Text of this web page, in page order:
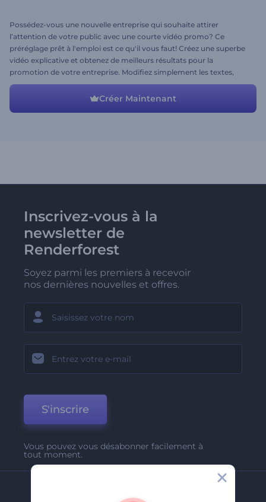
Possédez-vous une nouvelle entreprise qui souhaite attirer
l’attention de votre public avec une courte vidéo promo? Ce
préréglage prêt à l'emploi est ce qu'il vous faut! Créez une superbe
vidéo explicative et obtenez de meilleurs résultats pour la
promotion de votre entreprise. Modifiez simplement les textes,
téléchargez vos médias et faites que votre public tombe amoureux
Créer Maintenant
Inscrivez-vous à la
newsletter de
Renderforest
Soyez parmi les premiers à recevoir
nos dernières nouvelles et offres.
S'inscrire
Vous pouvez vous désabonner facilement à
tout moment.